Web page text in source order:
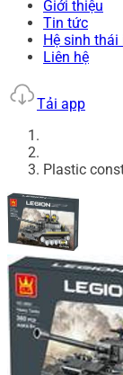
Giới thiệu
Tin tức
Hệ sinh thái
Liên hệ
Tải app
Plastic